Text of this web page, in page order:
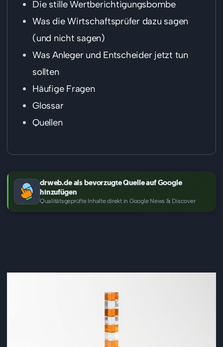
Die stille Wertberichtigungsbombe
Was die Wirtschaftsprüfer dazu sagen
(und nicht sagen)
Was Anleger und Entscheider jetzt tun
sollten
Häufige Fragen
Glossar
Quellen
drweb.de als bevorzugte Quelle auf Google
hinzufügen
Qualitätsgeprüfte Inhalte direkt in Google News & Discover